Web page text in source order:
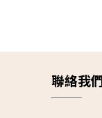
聯絡我們